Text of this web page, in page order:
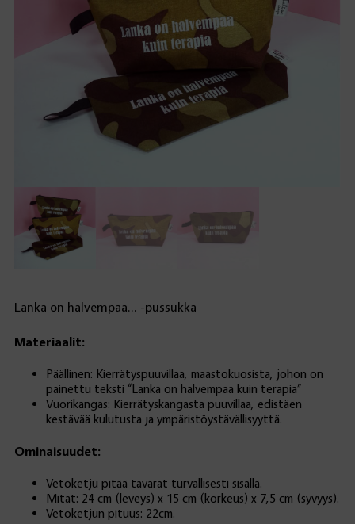
Lanka on halvempaa… -pussukka
Materiaalit:
Päällinen: Kierrätyspuuvillaa, maastokuosista, johon on
painettu teksti “Lanka on halvempaa kuin terapia”
Vuorikangas: Kierrätyskangasta puuvillaa, edistäen
kestävää kulutusta ja ympäristöystävällisyyttä.
Ominaisuudet:
Vetoketju pitää tavarat turvallisesti sisällä.
Mitat: 24 cm (leveys) x 15 cm (korkeus) x 7,5 cm (syvyys).
Vetoketjun pituus: 22cm.